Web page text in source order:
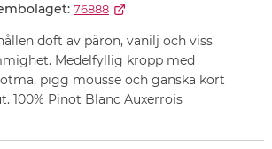
76888
doft av päron, vanilj och viss
Medelfyllig kropp med
pigg mousse och ganska kort
100% Pinot Blanc Auxerrois